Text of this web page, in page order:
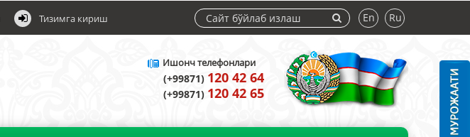
Тизимга кириш En Ru
Ишонч телефонлари
(+99871) 120 42 64
(+99871) 120 42 65